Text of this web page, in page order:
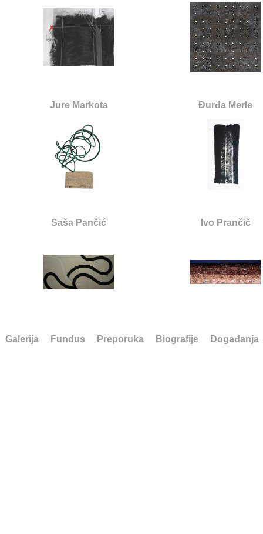
Jure Markota Đurđa Merle
Saša Pančić Ivo Prančič
Galerija Fundus Preporuka Biografije Događanja